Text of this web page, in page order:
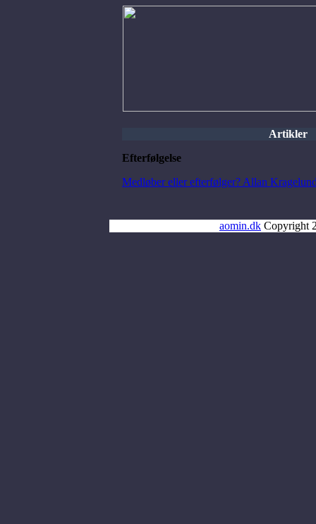
Artikler
Efterfølgelse
Medløber eller efterfølger? Allan
aomin.dk Copyright